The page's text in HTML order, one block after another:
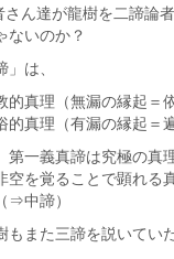
ん達が龍樹を二諦論
ないのか？
」は、
的真理（無漏の縁起＝
的真理（有漏の縁起＝
第一義真諦は究極の真
空を覚ることで顕れる
⇒中諦）
もまた三諦を説いてい